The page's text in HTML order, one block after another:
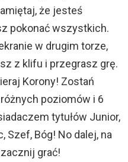
że jesteś
pokonać wszystkich.
w drugim torze,
z klifu i przegrasz grę.
Korony! Zostań
poziomów i 6
tytułów Junior,
Szef, Bóg! No dalej, na
grać!